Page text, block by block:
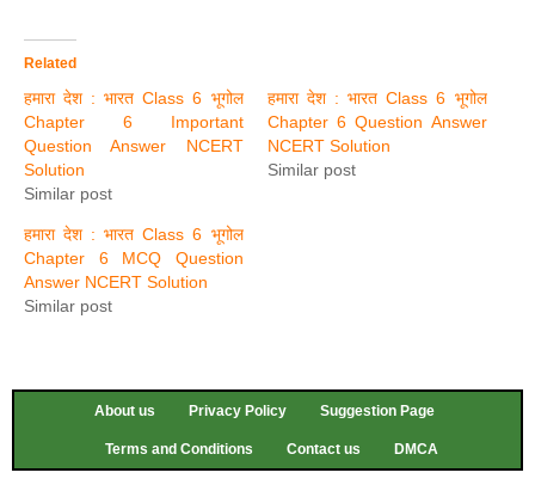
Related
हमारा देश : भारत Class 6 भूगोल
Chapter 6 Important
Question Answer NCERT
Solution
Similar post
हमारा देश : भारत Class 6 भूगोल
Chapter 6 Question Answer
NCERT Solution
Similar post
हमारा देश : भारत Class 6 भूगोल
Chapter 6 MCQ Question
Answer NCERT Solution
Similar post
About us Privacy Policy Suggestion Page
Terms and Conditions Contact us DMCA